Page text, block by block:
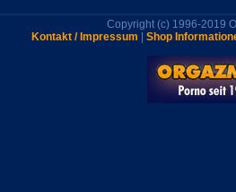
Copyright (c) 1996-2019
Kontakt / Impressum
Shop